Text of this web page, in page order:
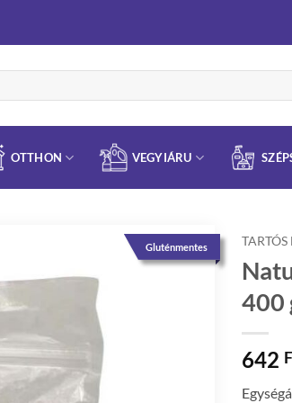
OTTHON VEGYIÁRU
Gluténmentes TARTÓS
400
642